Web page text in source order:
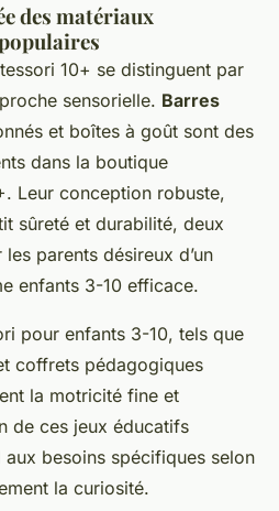
des matériaux
10+ se distinguent par
sensorielle. Barres
et boîtes à goût sont des
dans la boutique
Leur conception robuste,
sûreté et durabilité, deux
parents désireux d’un
enfants 3-10 efficace.
pour enfants 3-10, tels que
coffrets pédagogiques
la motricité fine et
de ces jeux éducatifs
besoins spécifiques selon
la curiosité.